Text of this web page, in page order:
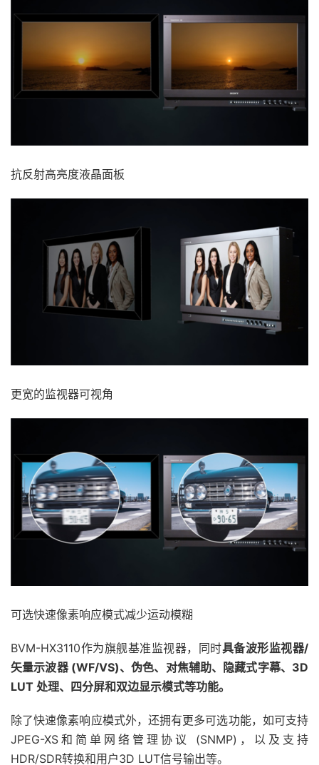
抗反射高亮度液晶面板
更宽的监视器可视角
可选快速像素响应模式减少运动模糊
BVM-HX3110作为旗舰基准监视器，同时具备波形监视器/
矢量示波器 (WF/VS)、伪色、对焦辅助、隐藏式字幕、3D
LUT 处理、四分屏和双边显示模式等功能。
除了快速像素响应模式外，还拥有更多可选功能，如可支持
JPEG-XS和简单网络管理协议 (SNMP)，以及支持
HDR/SDR转换和用户3D LUT信号输出等。